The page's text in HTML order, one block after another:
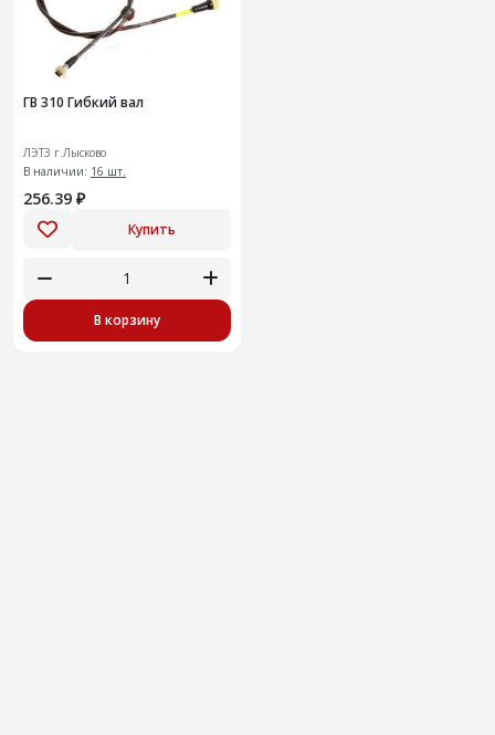
ГВ 310 Гибкий вал
ЛЭТЗ г.Лысково
В наличии: 16 шт.
256.39 ₽
Купить
В корзину